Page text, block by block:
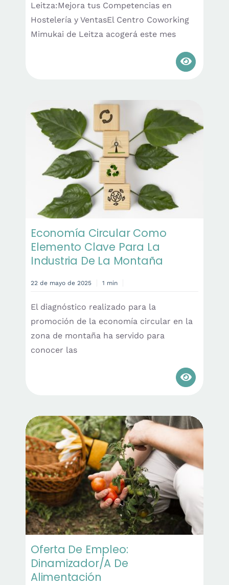
Leitza:Mejora tus Competencias en
Hostelería y VentasEl Centro Coworking
Mimukai de Leitza acogerá este mes
Economía Circular Como
Elemento Clave Para La
Industria De La Montaña
22 de mayo de 2025 1 min
El diagnóstico realizado para la
promoción de la economía circular en la
zona de montaña ha servido para
conocer las
Oferta De Empleo:
Dinamizador/a De
Alimentación